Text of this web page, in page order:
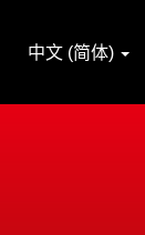
中文 (简体)